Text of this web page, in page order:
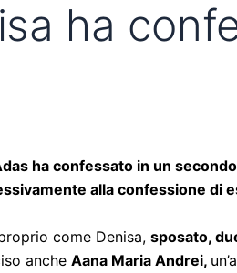
ha
ha confessato in un
alla confessione
come Denisa, sposato,
anche Aana Maria Andrei,